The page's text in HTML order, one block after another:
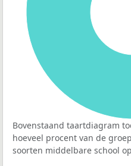
Bovenstaand taartdiagram
hoeveel procent van de
soorten middelbare school